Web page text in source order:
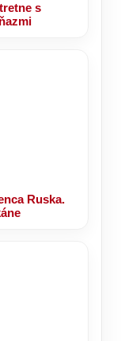
s
Ruska.